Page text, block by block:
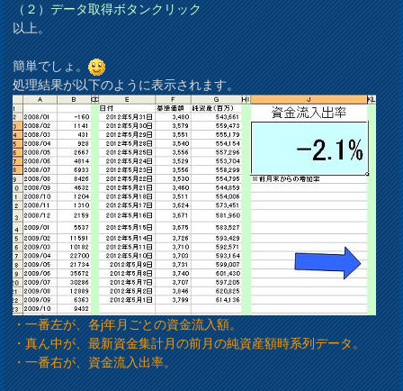
（２）データ取得ボタンクリック
以上。
簡単でしょ。
処理結果が以下のように表示されます。
・一番左が、各j年月ごとの資金流入額。
・真ん中が、最新資金集計月の前月の純資産額時系列データ。
・一番右が、資金流入出率。